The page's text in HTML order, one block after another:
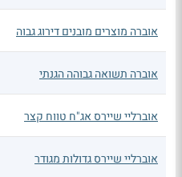
אוברה מוצרים מובנים דירוג גבוה
אוברה תשואה גבוהה הגנתי
אוברליי שיירס אג"ח טווח קצר
אוברליי שיירס גדולות מגודר